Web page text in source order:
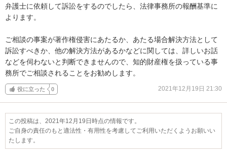
弁護士に依頼して訴訟をするのでしたら、法律事務所の報酬基準に
よります。
ご相談の事案が著作権侵害にあたるか、あたる場合解決方法として
訴訟すべきか、他の解決方法があるかなどに関しては、詳しいお話
などを伺わないと判断できませんので、知的財産権を扱っている事
務所でご相談されることをお勧めします。
役に立った 0 2021年12月19日 21:30
この投稿は、2021年12月19日時点の情報です。
ご自身の責任のもと適法性・有用性を考慮してご利用いただくようお願いい
たします。